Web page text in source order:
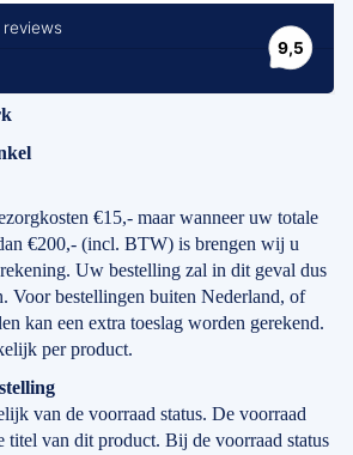
€15,- maar wanneer uw totale
€200,- (incl. BTW) is brengen wij u
Uw bestelling zal in dit geval dus
Voor bestellingen buiten Nederland, of
kan een extra toeslag worden gerekend.
per product.
van de voorraad status. De voorraad
titel van dit product. Bij de voorraad status